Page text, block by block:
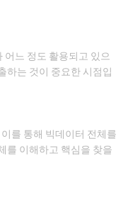
느 정도 활용되고 있으
하는 것이 중요한 시점입
를 통해 빅데이터 전체를
를 이해하고 핵심을 찾을